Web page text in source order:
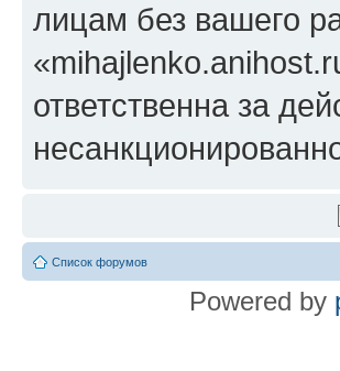
лицам без вашего
ответственна за
Список форумов
Powered by